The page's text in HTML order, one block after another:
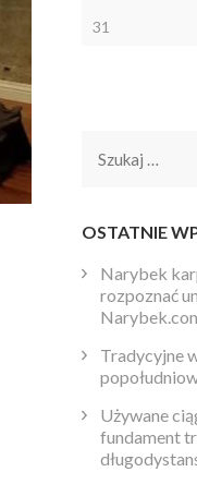
31
Szukaj:
OSTATNIE
Narybek
rozpoznać
Tradycyjne
Używane
fundament